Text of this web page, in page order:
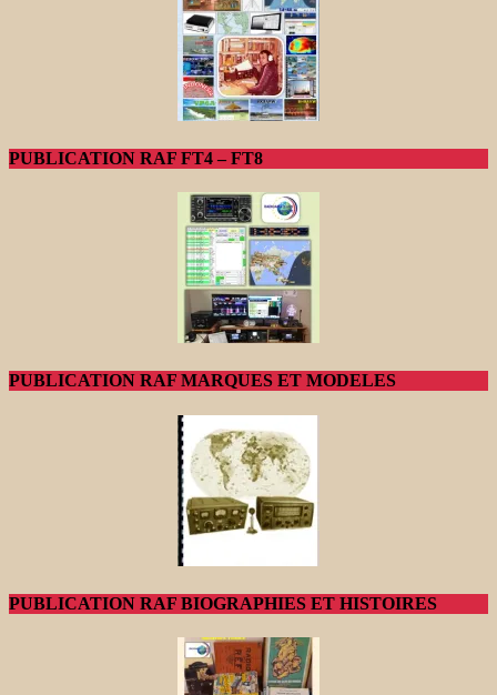
PUBLICATION RAF FT4 – FT8
PUBLICATION RAF MARQUES ET MODELES
PUBLICATION RAF BIOGRAPHIES ET HISTOIRES